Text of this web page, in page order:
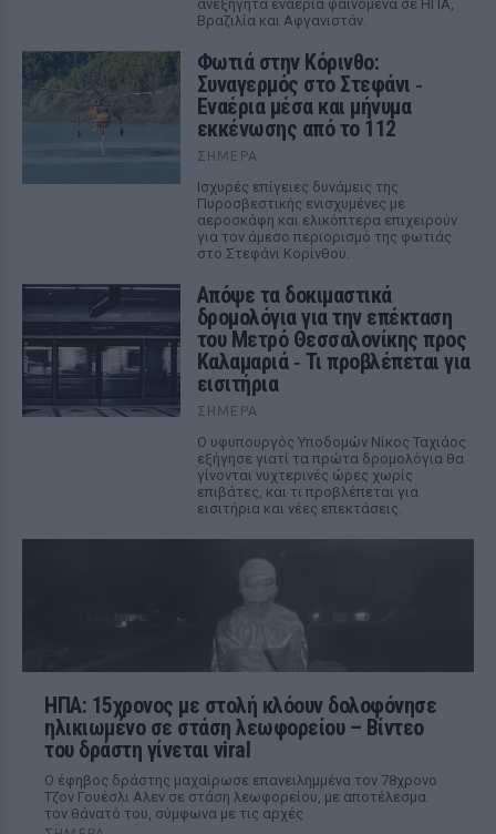
ανεξήγητα εναέρια φαινόμενα σε ΗΠΑ,
Βραζιλία και Αφγανιστάν.
Φωτιά στην Κόρινθο:
Συναγερμός στο Στεφάνι ‑
Εναέρια μέσα και μήνυμα
εκκένωσης από το 112
ΣΉΜΕΡΑ
Ισχυρές επίγειες δυνάμεις της
Πυροσβεστικής ενισχυμένες με
αεροσκάφη και ελικόπτερα επιχειρούν
για τον άμεσο περιορισμό της φωτιάς
στο Στεφάνι Κορίνθου.
Απόψε τα δοκιμαστικά
δρομολόγια για την επέκταση
του Μετρό Θεσσαλονίκης προς
Καλαμαριά ‑ Τι προβλέπεται για
εισιτήρια
ΣΉΜΕΡΑ
Ο υφυπουργός Υποδομών Νίκος Ταχιάος
εξήγησε γιατί τα πρώτα δρομολόγια θα
γίνονται νυχτερινές ώρες χωρίς
επιβάτες, και τι προβλέπεται για
εισιτήρια και νέες επεκτάσεις.
ΗΠΑ: 15χρονος με στολή κλόουν δολοφόνησε
ηλικιωμένο σε στάση λεωφορείου – Βίντεο
του δράστη γίνεται viral
Ο έφηβος δράστης μαχαίρωσε επανειλημμένα τον 78χρονο
Τζον Γουέσλι Αλεν σε στάση λεωφορείου, με αποτέλεσμα
τον θάνατό του, σύμφωνα με τις αρχές